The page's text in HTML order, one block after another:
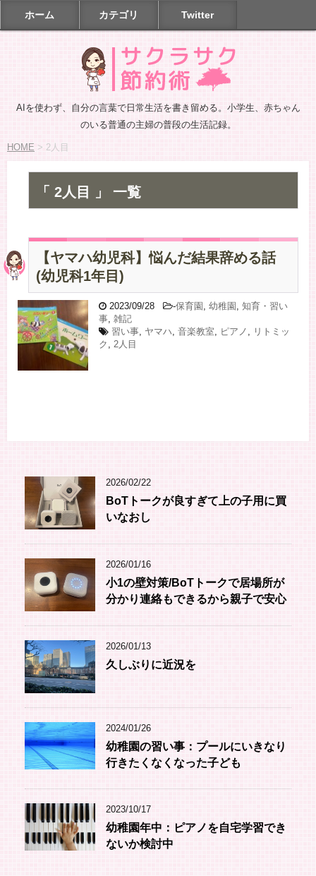
ホーム カテゴリ Twitter
AIを使わず、自分の言葉で日常生活を書き留める。小学生、赤ちゃん
のいる普通の主婦の普段の生活記録。
HOME > 2人目
「 2人目 」 一覧
【ヤマハ幼児科】悩んだ結果辞める話
(幼児科1年目)
2023/09/28 -保育園 , 幼稚園 , 知育・習い
事, 雑記
習い事, ヤマハ, 音楽教室, ピアノ , リトミッ
ク , 2人目
2026/02/22
BoTトークが良すぎて上の子用に買
いなおし
2026/01/16
小1の壁対策/BoTトークで居場所が
分かり連絡もできるから親子で安心
2026/01/13
久しぶりに近況を
2024/01/26
幼稚園の習い事：プールにいきなり
行きたくなくなった子ども
2023/10/17
幼稚園年中：ピアノを自宅学習でき
ないか検討中